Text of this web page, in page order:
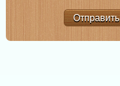
Отправить